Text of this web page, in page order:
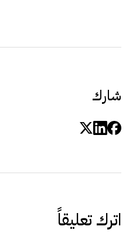
شارك
اترك تعليقاً